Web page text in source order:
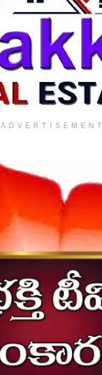
ADVERTISEMENT